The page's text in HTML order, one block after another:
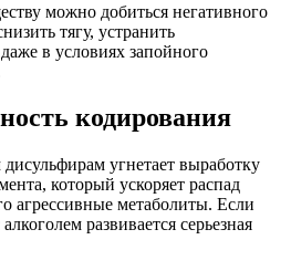
можно добиться негативного
тягу, устранить
в условиях запойного
кодирования
угнетает выработку
который ускоряет распад
агрессивные метаболиты. Если
развивается серьезная